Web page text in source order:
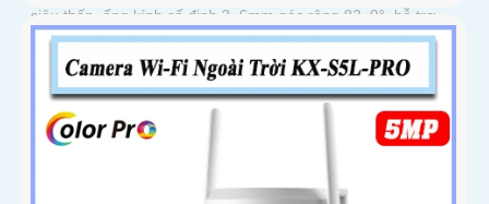
siêu thấp, ống kính cố định 3. 6mm góc rộng 82. 9°, hỗ trợ
quay quét tự động, Auto Tracking theo dõi đối tượng